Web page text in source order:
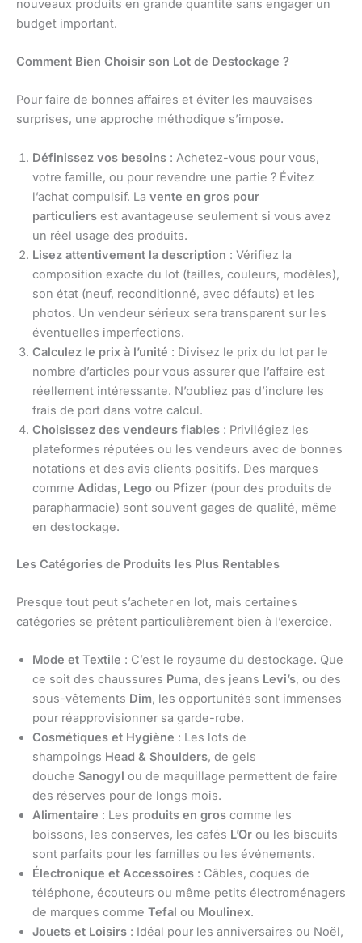
nouveaux produits en grande quantité sans engager un
budget important.
Comment Bien Choisir son Lot de Destockage ?
Pour faire de bonnes affaires et éviter les mauvaises
surprises, une approche méthodique s’impose.
Définissez vos besoins : Achetez-vous pour vous,
votre famille, ou pour revendre une partie ? Évitez
l’achat compulsif. La vente en gros pour
particuliers est avantageuse seulement si vous avez
un réel usage des produits.
Lisez attentivement la description : Vérifiez la
composition exacte du lot (tailles, couleurs, modèles),
son état (neuf, reconditionné, avec défauts) et les
photos. Un vendeur sérieux sera transparent sur les
éventuelles imperfections.
Calculez le prix à l’unité : Divisez le prix du lot par le
nombre d’articles pour vous assurer que l’affaire est
réellement intéressante. N’oubliez pas d’inclure les
frais de port dans votre calcul.
Choisissez des vendeurs fiables : Privilégiez les
plateformes réputées ou les vendeurs avec de bonnes
notations et des avis clients positifs. Des marques
comme Adidas, Lego ou Pfizer (pour des produits de
parapharmacie) sont souvent gages de qualité, même
en destockage.
Les Catégories de Produits les Plus Rentables
Presque tout peut s’acheter en lot, mais certaines
catégories se prêtent particulièrement bien à l’exercice.
Mode et Textile : C’est le royaume du destockage. Que
ce soit des chaussures Puma, des jeans Levi’s, ou des
sous-vêtements Dim, les opportunités sont immenses
pour réapprovisionner sa garde-robe.
Cosmétiques et Hygiène : Les lots de
shampoings Head & Shoulders, de gels
douche Sanogyl ou de maquillage permettent de faire
des réserves pour de longs mois.
Alimentaire : Les produits en gros comme les
boissons, les conserves, les cafés L’Or ou les biscuits
sont parfaits pour les familles ou les événements.
Électronique et Accessoires : Câbles, coques de
téléphone, écouteurs ou même petits électroménagers
de marques comme Tefal ou Moulinex.
Jouets et Loisirs : Idéal pour les anniversaires ou Noël,